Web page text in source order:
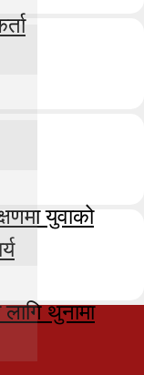
युवाको
थुनामा